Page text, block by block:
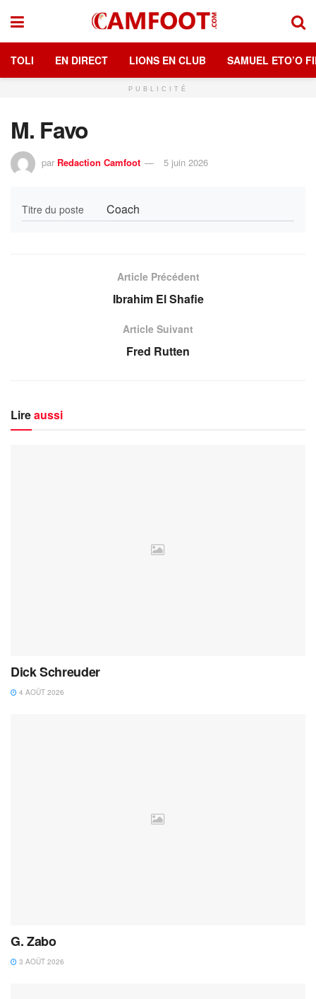
TOLI EN DIRECT LIONS EN CLUB SAMUEL ETO’O
PUBLICITÉ
M. Favo
par Redaction Camfoot 5 juin 2026
Titre du poste Coach
Article Précédent
Ibrahim El Shafie
Article Suivant
Fred Rutten
Lireaussi
Dick Schreuder
4 AOÛT 2026
G. Zabo
3 AOÛT 2026